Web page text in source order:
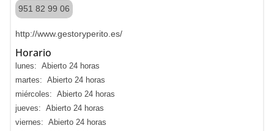
951 82 99 06
http://www.gestoryperito.es/
Horario
lunes: Abierto 24 horas
martes: Abierto 24 horas
miércoles: Abierto 24 horas
jueves: Abierto 24 horas
viernes: Abierto 24 horas